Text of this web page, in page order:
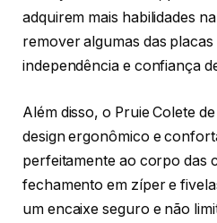
adquirem mais habilidades
remover algumas das
independência e confiança
Além disso, o Pruie Colete
design ergonômico e
perfeitamente ao corpo das
fechamento em zíper e
um encaixe seguro e não